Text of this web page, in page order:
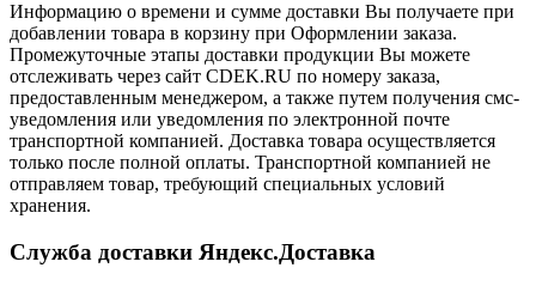
Информацию о времени и сумме доставки Вы получаете при
добавлении товара в корзину при Оформлении заказа.
Промежуточные этапы доставки продукции Вы можете
отслеживать через сайт CDEK.RU по номеру заказа,
предоставленным менеджером, а также путем получения смс-
уведомления или уведомления по электронной почте
транспортной компанией. Доставка товара осуществляется
только после полной оплаты. Транспортной компанией не
отправляем товар, требующий специальных условий
хранения.
Служба доставки Яндекс.Доставка